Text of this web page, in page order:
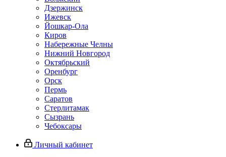
Дзержинск
Ижевск
Йошкар-Ола
Киров
Набережные Челны
Нижний Новгород
Октябрьский
Оренбург
Орск
Пермь
Саратов
Стерлитамак
Сызрань
Чебоксары
Личный кабинет